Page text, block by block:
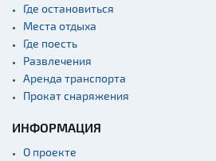
Кладбище
Монастыри
Костелы
Концертные залы
Где остановиться
Места отдыха
Где поесть
Развлечения
Аренда транспорта
Прокат снаряжения
ИНФОРМАЦИЯ
О проекте